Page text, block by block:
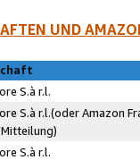
UND
S.à r.l.
S.à r.l.(oder Amazon
S.à r.l.